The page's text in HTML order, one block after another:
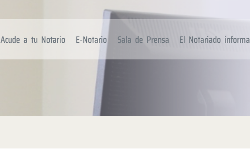
Acude a tu Notario E-Notario Sala de Prensa El Notariado informa